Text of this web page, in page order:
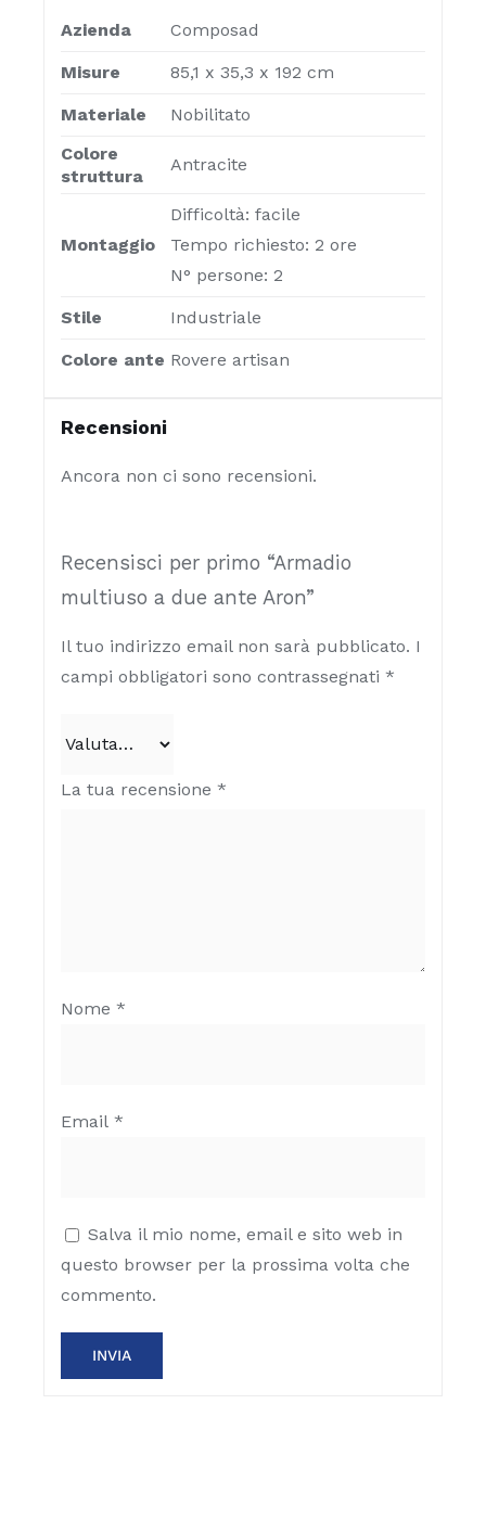
Azienda Composad
Misure 85,1 x 35,3 x 192 cm
Materiale
Nobilitato
Colore
struttura
Antracite
Montaggio
Difficoltà: facile
Tempo richiesto: 2 ore
N° persone: 2
Stile Industriale
Colore ante Rovere artisan
Recensioni
Ancora non ci sono recensioni.
Recensisci per primo “Armadio
multiuso a due ante Aron”
Il tuo indirizzo email non sarà pubblicato. I
campi obbligatori sono contrassegnati *
La tua recensione *
Nome *
Email *
Salva il mio nome, email e sito web in
questo browser per la prossima volta che
commento.